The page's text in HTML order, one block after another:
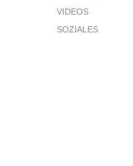
VIDEOS
SOZIALES